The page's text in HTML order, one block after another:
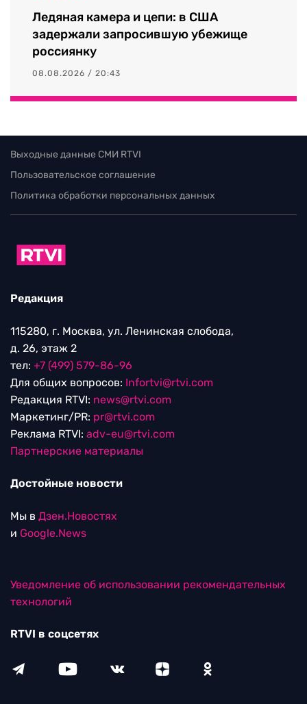
Ледяная камера и цепи: в США
задержали запросившую убежище
россиянку
08.08.2026 / 20:43
Выходные данные СМИ RTVI
Пользовательское соглашение
Политика обработки персональных данных
Редакция
115280, г. Москва, ул. Ленинская слобода,
д. 26, этаж 2
тел: +7 (499) 579-86-96
Для общих вопросов: Infortvi@rtvi.com
Редакция RTVI: news@rtvi.com
Маркетинг/PR: pr@rtvi.com
Реклама RTVI: adv-eu@rtvi.com
Партнерские материалы
Достойные новости
Мы в Дзен.Новостях
и Google.News
Уведомление об использовании рекомендательных
технологий
RTVI в соцсетях